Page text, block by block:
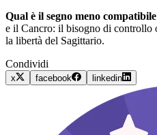
Qual è il segno meno
e il Cancro: il bisogno di controllo
la libertà del Sagittario.
Condividi
x facebook linkedin